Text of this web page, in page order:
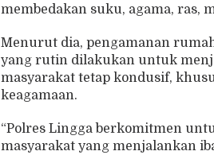
membedakan suku, agama, ras,
Menurut dia, pengamanan
yang rutin dilakukan untuk
masyarakat tetap kondusif,
keagamaan.
“Polres Lingga berkomitmen
masyarakat yang menjalankan